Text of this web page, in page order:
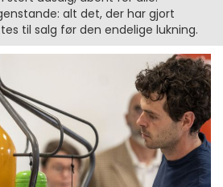
alt det, der har gjort
til salg før den endelige lukning.